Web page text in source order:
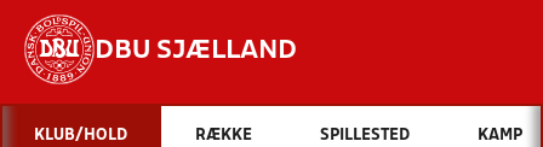
DBU SJÆLLAND
Hvad vil du søge efter?
KLUB/HOLD RÆKKE SPILLESTED KAMP